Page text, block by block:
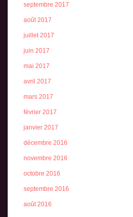
septembre 2017
août 2017
juillet 2017
juin 2017
mai 2017
avril 2017
mars 2017
février 2017
janvier 2017
décembre 2016
novembre 2016
octobre 2016
septembre 2016
août 2016